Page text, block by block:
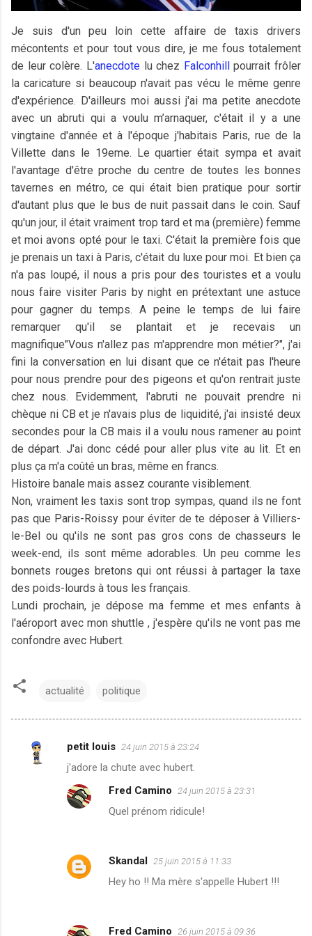
Je suis d'un peu loin cette affaire de taxis drivers
mécontents et pour tout vous dire, je me fous totalement
de leur colère. L'anecdotelu chez Falconhillpourrait frôler
la caricature si beaucoup n'avait pas vécu le même genre
d'expérience. D'ailleurs moi aussi j'ai ma petite anecdote
avec un abruti qui a voulu m’arnaquer, c'était il y a une
vingtaine d'année et à l'époque j'habitais Paris, rue de la
Villette dans le 19eme. Le quartier était sympa et avait
l'avantage d'être proche du centre de toutes les bonnes
tavernes en métro, ce qui était bien pratique pour sortir
d'autant plus que le bus de nuit passait dans le coin. Sauf
qu'un jour, il était vraiment trop tard et ma (première) femme
et moi avons opté pour le taxi. C'était la première fois que
je prenais un taxi à Paris, c'était du luxe pour moi. Et bien ça
n'a pas loupé, il nous a pris pour des touristes et a voulu
nous faire visiter Paris by night en prétextant une astuce
pour gagner du temps. A peine le temps de lui faire
remarquer qu'il se plantait et je recevais un
magnifique"Vous n'allez pas m'apprendre mon métier?", j'ai
fini la conversation en lui disant que ce n'était pas l'heure
pour nous prendre pour des pigeons et qu'on rentrait juste
chez nous. Evidemment, l'abruti ne pouvait prendre ni
chèque ni CB et je n'avais plus de liquidité, j'ai insisté deux
secondes pour la CB mais il a voulu nous ramener au point
de départ. J'ai donc cédé pour aller plus vite au lit. Et en
plus ça m'a coûté un bras, même en francs.
Histoire banale mais assez courante visiblement.
Non, vraiment les taxis sont trop sympas, quand ils ne font
pas que Paris-Roissy pour éviter de te déposer à Villiers-
le-Bel ou qu'ils ne sont pas gros cons de chasseurs le
week-end, ils sont même adorables. Un peu comme les
bonnets rouges bretons qui ont réussi à partager la taxe
des poids-lourds à tous les français.
Lundi prochain, je dépose ma femme et mes enfants à
l'aéroport avec mon shuttle , j'espère qu'ils ne vont pas me
confondre avec Hubert.
actualité politique
C
petit louis 24 juin 2015 à 23:24
j'adore la chute avec hubert.
Fred Camino 24 juin 2015 à 23:31
Quel prénom ridicule!
Skandal 25 juin 2015 à 11:33
Hey ho !! Ma mère s'appelle Hubert !!!
Fred Camino 26 juin 2015 à 09:36